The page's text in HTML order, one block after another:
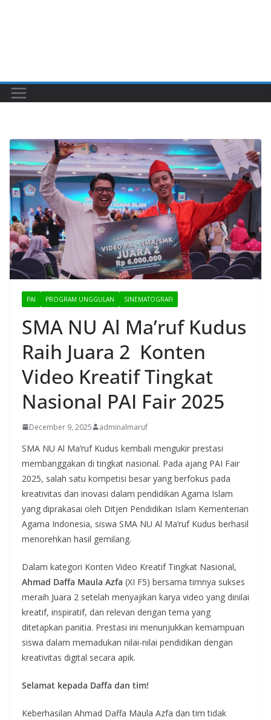
PAI PROGRAM UNGGULAN SINEMATOGRAFI
SMA NU Al Ma’ruf Kudus
Raih Juara 2 Konten
Video Kreatif Tingkat
Nasional PAI Fair 2025
December 9, 2025 adminalmaruf
SMA NU Al Ma’ruf Kudus kembali mengukir prestasi
membanggakan di tingkat nasional. Pada ajang PAI Fair
2025, salah satu kompetisi besar yang berfokus pada
kreativitas dan inovasi dalam pendidikan Agama Islam
yang diprakasai oleh Ditjen Pendidikan Islam Kementerian
Agama Indonesia, siswa SMA NU Al Ma’ruf Kudus berhasil
menorehkan hasil gemilang.
Dalam kategori Konten Video Kreatif Tingkat Nasional,
Ahmad Daffa Maula Azfa (XI F5) bersama timnya sukses
meraih Juara 2 setelah menyajikan karya video yang dinilai
kreatif, inspiratif, dan relevan dengan tema yang
ditetapkan panitia. Prestasi ini menunjukkan kemampuan
siswa dalam memadukan nilai-nilai pendidikan dengan
kreativitas digital secara apik.
Selamat kepada Daffa dan tim!
Keberhasilan Ahmad Daffa Maula Azfa dan tim tidak